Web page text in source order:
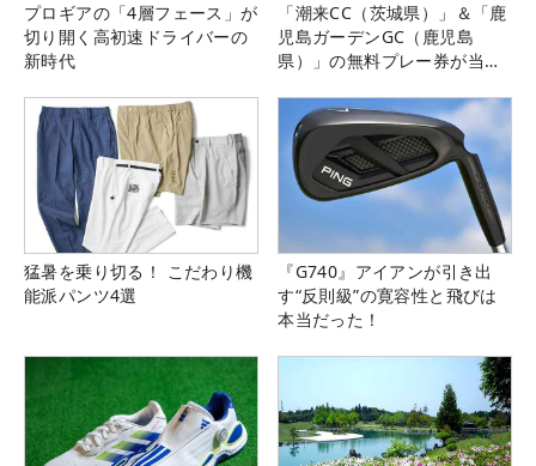
プロギアの「4層フェース」が
切り開く高初速ドライバーの
新時代
「潮来CC（茨城県）」＆「鹿
児島ガーデンGC（鹿児島
県）」の無料プレー券が当た
猛暑を乗り切る！ こだわり機
能派パンツ4選
『G740』アイアンが引き出
す“反則級”の寛容性と飛びは
本当だった！